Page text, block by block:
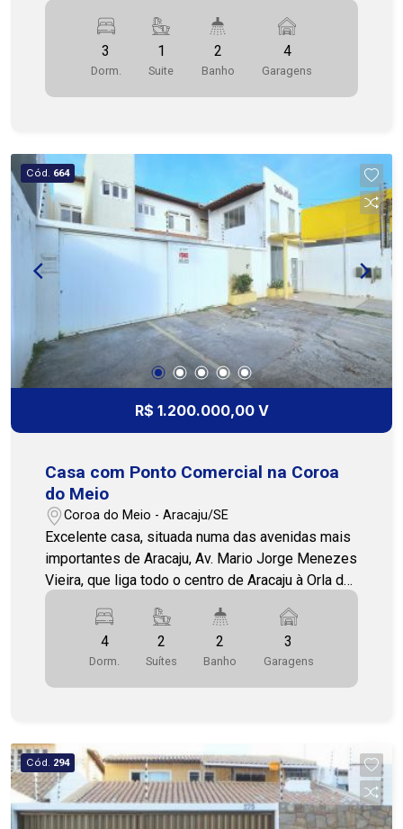
POSIÇÃO: NORTE/LESTE - 4 VAGAS DE
GARAGEM CASA DE ESQUINA PRÓXIMO A AV
PRINCIPAL E NEGÓCIOS.
3
Dorm.
1
Suite
2
Banho
4
Garagens
Cód. 664
R$ 1.200.000,00 V
Casa com Ponto Comercial na Coroa
do Meio
Coroa do Meio - Aracaju/SE
Excelente casa, situada numa das avenidas mais
importantes de Aracaju, Av. Mario Jorge Menezes
Vieira, que liga todo o centro de Aracaju à Orla da
Atalaia e Coroa do Meio. O imóvel possui 2
pavimentos, térreo e pavimento superior, além de
contar com um ponto comercial e estacionamento
privativo para clientes. O imóvel é ideal para
clinicas, escolas, comércio e escritórios em
escolas, hospitais, bancos, farmácias, além da
belíssima Orla da Atalaia. O pavimento térreo é
composto de: - Hall de entrada; - 3 salas living,
jantar e TV; - Cozinha, área de serviço e depósito;
4
Dorm.
2
Suítes
2
Banho
3
Garagens
Cód. 294